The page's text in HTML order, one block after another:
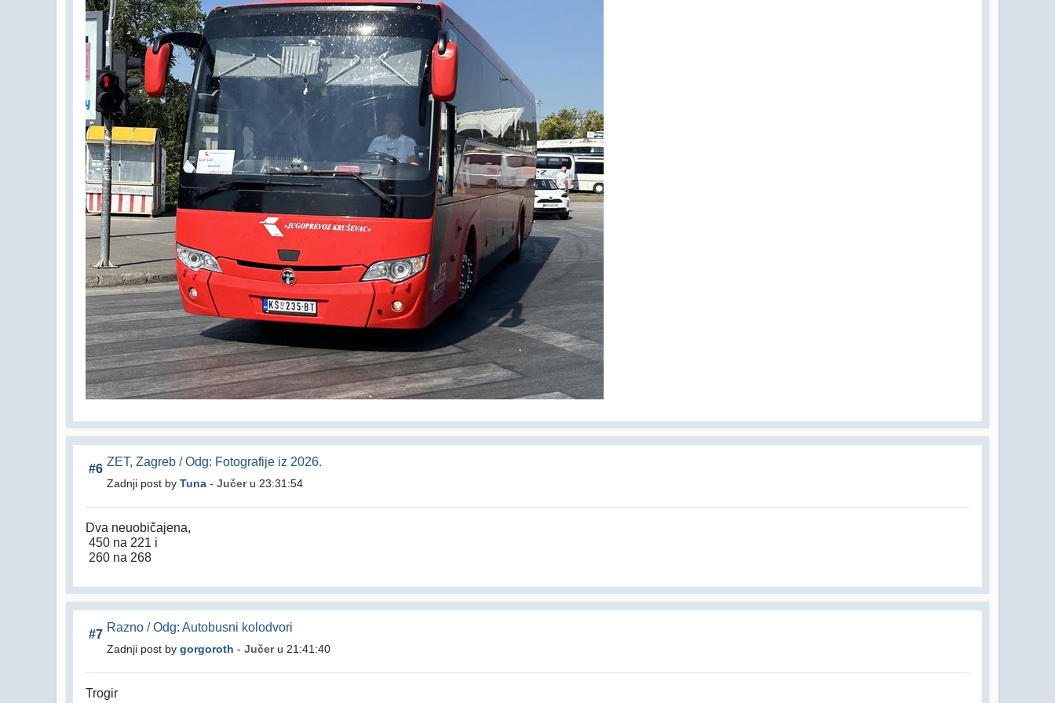
#6
ZET, Zagreb /Odg: Fotografije iz 2026.
Zadnji post by Tuna - Jučeru 23:31:54
Dva neuobičajena,
450 na 221 i
260 na 268
#7
Razno /Odg: Autobusni kolodvori
Zadnji post by gorgoroth - Jučeru 21:41:40
Trogir